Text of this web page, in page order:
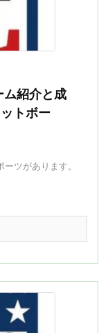
紹介と成
トボー
ツがあります。